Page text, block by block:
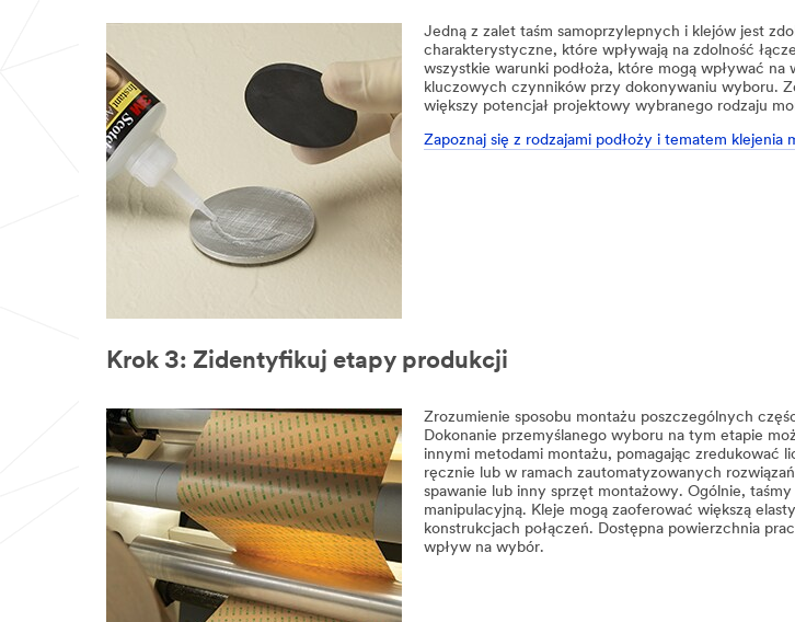
Jedną z zalet taśm samoprzylepnych i klejów jest
charakterystyczne, które wpływają na zdolność
wszystkie warunki podłoża, które mogą wpływać
kluczowych czynników przy dokonywaniu wyboru.
większy potencjał projektowy wybranego rodzaju
Zapoznaj się z rodzajami podłoży i tematem klejenia
Krok 3: Zidentyfikuj etapy produkcji
Zrozumienie sposobu montażu poszczególnych
Dokonanie przemyślanego wyboru na tym etapie
innymi metodami montażu, pomagając zredukować
ręcznie lub w ramach zautomatyzowanych
spawanie lub inny sprzęt montażowy. Ogólnie,
manipulacyjną. Kleje mogą zaoferować większą
konstrukcjach połączeń. Dostępna powierzchnia
wpływ na wybór.